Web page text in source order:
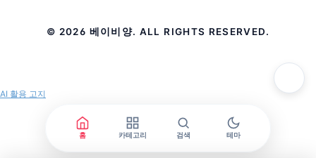
© 2026 베이비양. ALL RIGHTS RESERVED.
AI 활용 고지
홈 카테고리 검색 테마